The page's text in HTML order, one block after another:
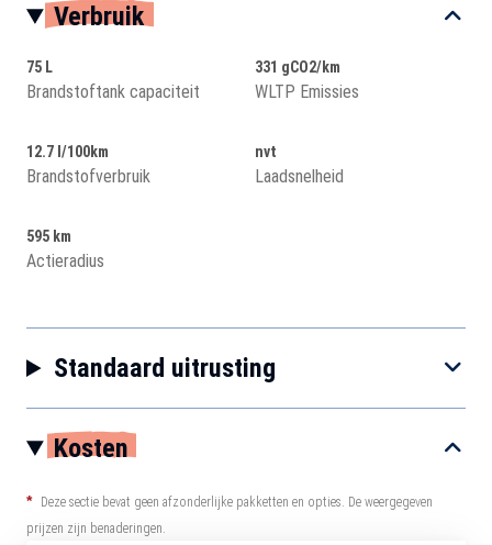
Verbruik
75 L
Brandstoftank capaciteit
331 gCO2/km
WLTP Emissies
12.7 l/100km
Brandstofverbruik
nvt
Laadsnelheid
595 km
Actieradius
Standaard uitrusting
Kosten
*
Deze sectie bevat geen afzonderlijke pakketten en opties. De weergegeven
prijzen zijn benaderingen.